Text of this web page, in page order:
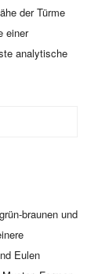
der Türme
einer
analytische
braunen und
Eulen